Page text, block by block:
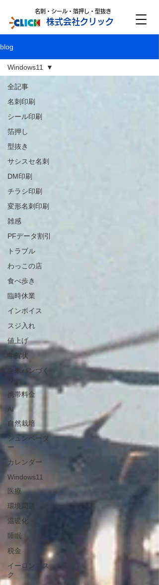
株式会社クリック
名刺・シール・箔押し・型抜き
blog
全記事
名刺印刷
シール印刷
箔押し
型抜き
サシスセ名刺
DM印刷
チラシ印刷
変形名刺印刷
雑感
PFデータ割引
トラブル
わっこの店
食べ歩き
臨時休業
インボイス
スジ入れ
値上げ
年賀状
生米パンづく
り
携帯料金
AI
自然栽培
シュンペータ
ー
カレンダー
Windows11
医療
環境問題
温暖化
睡眠
税金
イーロンマス
ク
Windows11